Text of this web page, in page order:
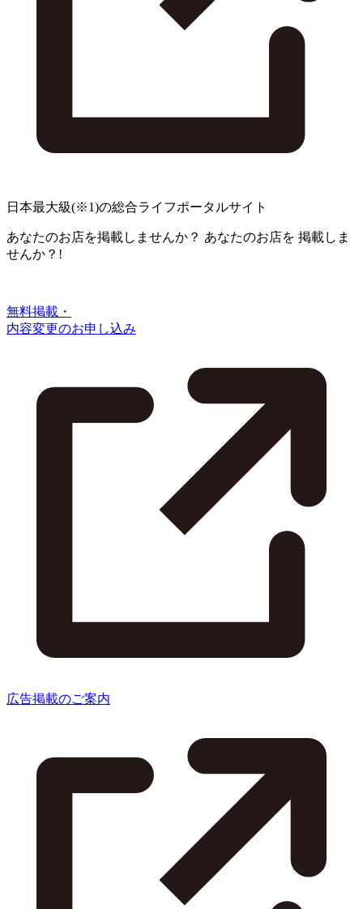
日本最大級(※1)の総合ライフポータルサイト
あなたのお店を掲載しませんか？ あなたのお店を 掲載しま
せんか？!
無料掲載・
内容変更のお申し込み
広告掲載のご案内